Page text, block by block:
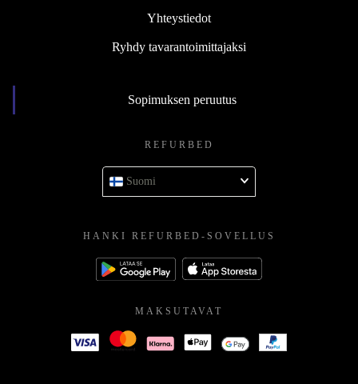
Yhteystiedot
Ryhdy tavarantoimittajaksi
Sopimuksen peruutus
REFURBED
Suomi
HANKI REFURBED-SOVELLUS
MAKSUTAVAT